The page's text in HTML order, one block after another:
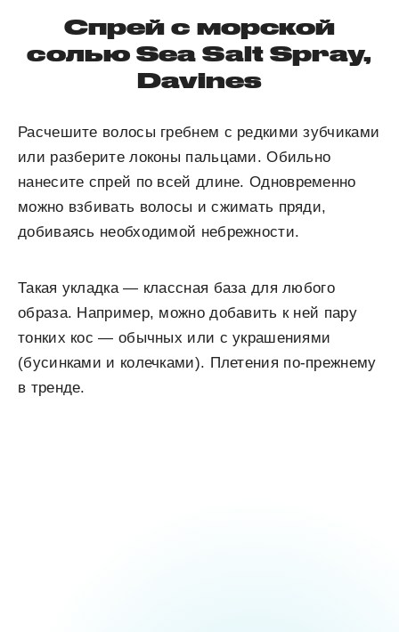
Спрей с морской
солью Sea Salt Spray,
Davines
Расчешите волосы гребнем с редкими зубчиками
или разберите локоны пальцами. Обильно
нанесите спрей по всей длине. Одновременно
можно взбивать волосы и сжимать пряди,
добиваясь необходимой небрежности.
Такая укладка — классная база для любого
образа. Например, можно добавить к ней пару
тонких кос — обычных или с украшениями
(бусинками и колечками). Плетения по-прежнему
в тренде.